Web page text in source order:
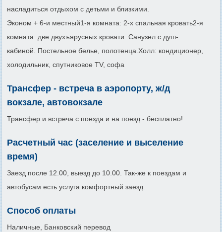
насладиться отдыхом с детьми и близкими.
Эконом + 6-и местный1-я комната: 2-х спальная кровать2-я
комната: две двухъярусных кровати. Санузел с душ-
кабиной. Постельное белье, полотенца.Холл: кондиционер,
холодильник, спутниковое TV, софа
Трансфер - встреча в аэропорту, ж/д
вокзале, автовокзале
Трансфер и встреча с поезда и на поезд - бесплатно!
Расчетный час (заселение и выселение
время)
Заезд после 12.00, выезд до 10.00. Так-же к поездам и
автобусам есть услуга комфортный заезд.
Способ оплаты
Наличные, Банковский перевод